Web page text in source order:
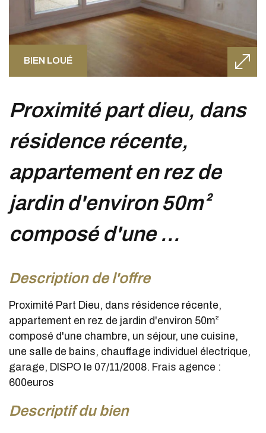
BIEN LOUÉ
proximité part dieu, dans
résidence récente,
appartement en rez de
jardin d'environ 50m²
composé d'une ...
description de l'offre
Proximité Part Dieu, dans résidence récente,
appartement en rez de jardin d'environ 50m²
composé d'une chambre, un séjour, une cuisine,
une salle de bains, chauffage individuel électrique,
garage, DISPO le 07/11/2008. Frais agence :
600euros
descriptif du bien